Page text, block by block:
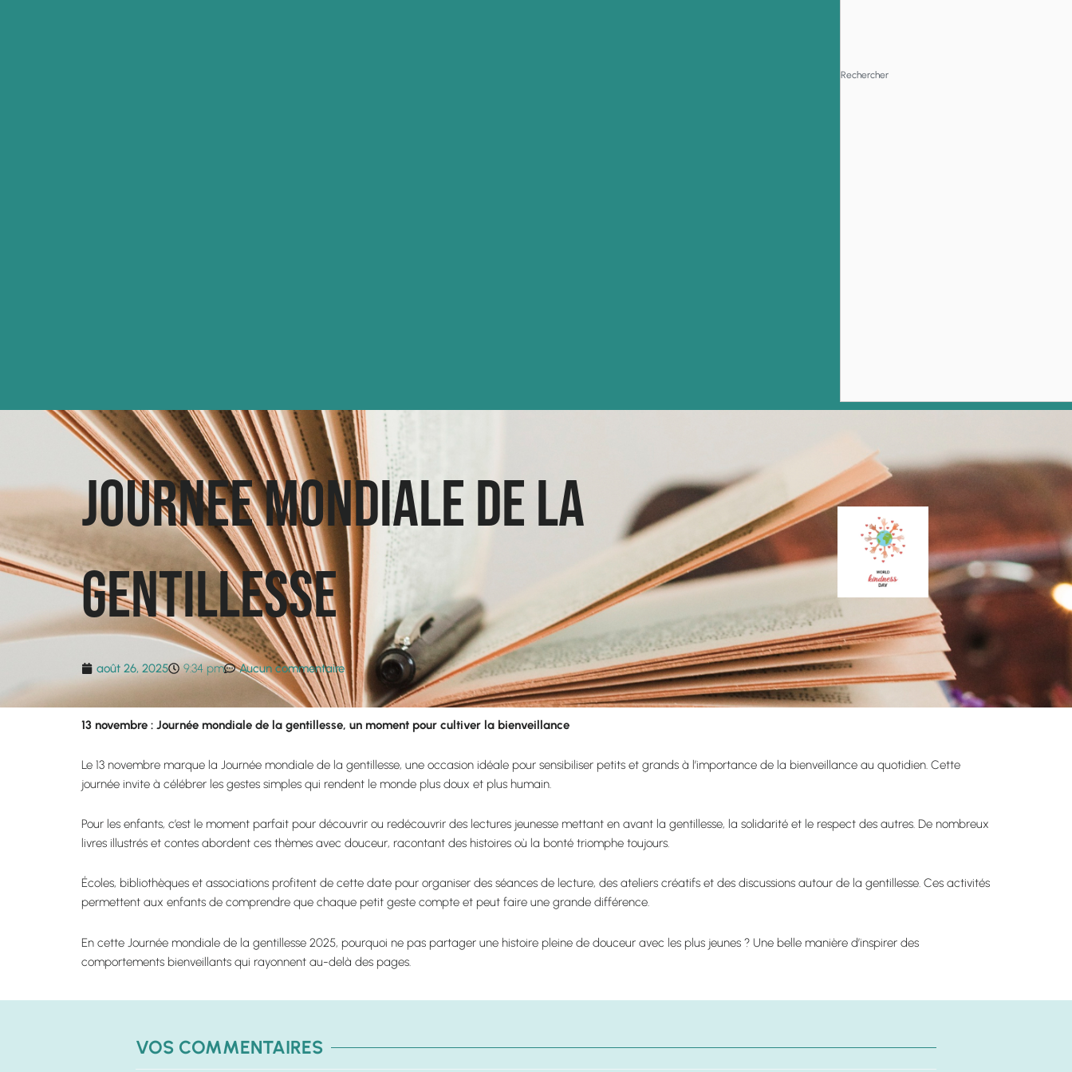
JOURNEE MONDIALE DE LA
GENTILLESSE
août 26, 2025 9:34 pm Aucun commentaire
13 novembre : Journée mondiale de la gentillesse, un moment pour cultiver la bienveillance
Le 13 novembre marque la Journée mondiale de la gentillesse, une occasion idéale pour sensibiliser petits et grands à l’importance de la bienveillance au quotidien. Cette
journée invite à célébrer les gestes simples qui rendent le monde plus doux et plus humain.
Pour les enfants, c’est le moment parfait pour découvrir ou redécouvrir des lectures jeunesse mettant en avant la gentillesse, la solidarité et le respect des autres. De nombreux
livres illustrés et contes abordent ces thèmes avec douceur, racontant des histoires où la bonté triomphe toujours.
Écoles, bibliothèques et associations profitent de cette date pour organiser des séances de lecture, des ateliers créatifs et des discussions autour de la gentillesse. Ces activités
permettent aux enfants de comprendre que chaque petit geste compte et peut faire une grande différence.
En cette Journée mondiale de la gentillesse 2025, pourquoi ne pas partager une histoire pleine de douceur avec les plus jeunes ? Une belle manière d’inspirer des
comportements bienveillants qui rayonnent au-delà des pages.
VOS COMMENTAIRES